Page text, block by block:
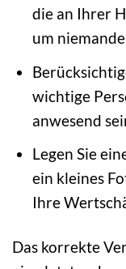
die an Ihrer
um
wichtige
anwesend
Legen Sie
ein kleines
Ihre
Das korrekte